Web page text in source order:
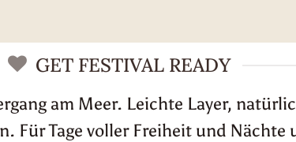
GET FESTIVAL READY
am Meer. Leichte Layer,
Für Tage voller Freiheit und Nächte